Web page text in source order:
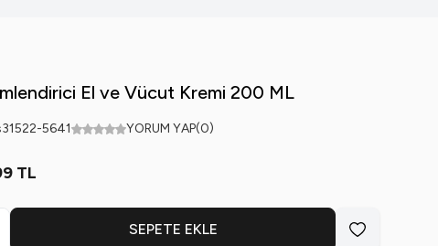
El ve Vücut Kremi 200 ML
5641 YORUM YAP(0)
TL
SEPETE EKLE Favoriye Ekle